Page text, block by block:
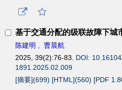
基于交通分配的级联故障下城
陈建明 , 曹晨航
2025, 39(2):76-83. DOI:
1891.2025.02.009
[摘要](699) [HTML](560) [PDF